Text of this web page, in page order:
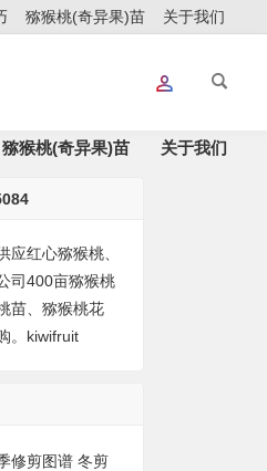
猕猴桃(奇异果)苗 关于我们
猕猴桃(奇异果)苗 关于我们
应红心猕猴桃、
司400亩猕猴桃
苗、猕猴桃花
。kiwifruit
修剪图谱 冬剪